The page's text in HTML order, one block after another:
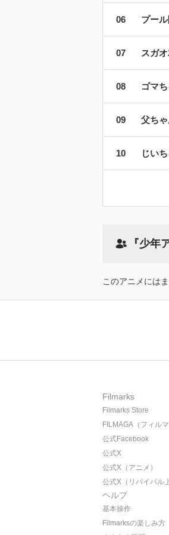
プー
スガ
ゴマ
父ち
じい
『少年
このアニメには
Filmarks
Filmarks Store
FILMAGA（フィルマ
公式Facebook
公式X
公式X（アニメ）
公式X（リバイバル
ヘルプ
基本操作
Filmarksの楽しみ方